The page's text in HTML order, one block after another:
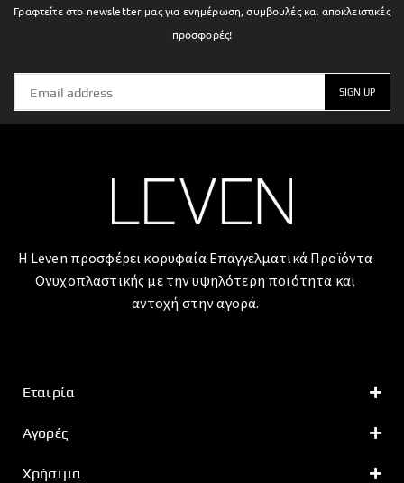
Γραφτείτε στο newsletter μας για ενημέρωση, συμβουλές και αποκλειστικές
προσφορές!
Η Leven προσφέρει κορυφαία Επαγγελματικά Προϊόντα
Ονυχοπλαστικής με την υψηλότερη ποιότητα και
αντοχή στην αγορά.
Εταιρία
Αγορές
Χρήσιμα